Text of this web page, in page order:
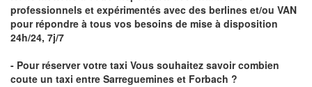
professionnels et expérimentés avec des berlines et/ou VAN
pour répondre à tous vos besoins de mise à disposition
24h/24, 7j/7
- Pour réserver votre taxi Vous souhaitez savoircombien
coute un taxi entre Sarreguemines et Forbach ?